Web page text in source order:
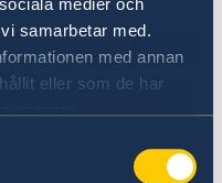
medier och
samarbetar med.
med annan
eller som de har